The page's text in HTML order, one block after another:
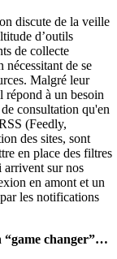
discute de la veille
d’outils
de collecte
de se
Malgré leur
répond à un besoin
consultation qu'en
(Feedly,
des sites, sont
en place des filtres
sur nos
en amont et un
les notifications
“game changer”